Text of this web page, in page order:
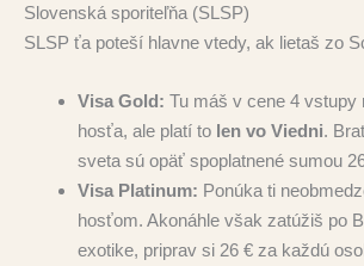
Slovenská sporiteľňa (SLSP)
SLSP ťa poteší hlavne vtedy, ak lietaš zo
Visa Gold: Tu máš v cene 4 vstupy
hosťa, ale platí to len vo Viedni.
sveta sú opäť spoplatnené sumou
Visa Platinum: Ponúka ti
hosťom. Akonáhle však zatúžiš po
exotike, priprav si 26 € za každú